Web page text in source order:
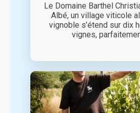
Le Domaine Barthel
Albé, un village viticole
vignoble s’étend sur dix
vignes,